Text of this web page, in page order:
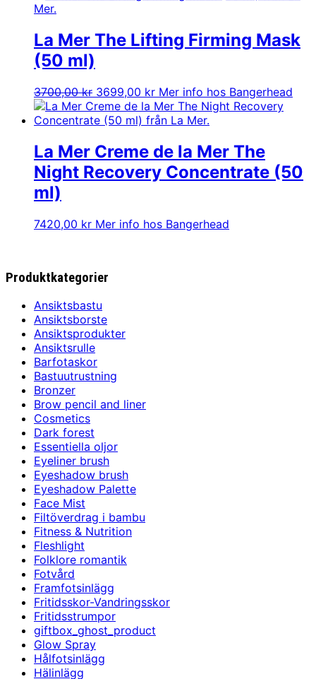
La Mer The Lifting Firming Mask
(50 ml)
3700,00kr Det
ursprungliga
priset
3700,00 kr.
3699,00 krDet
nuvarande
priset
3699,00 kr.
Mer info hos Bangerhead
La Mer Creme de la Mer The
Night Recovery Concentrate (50
ml)
7420,00 kr Mer info hos Bangerhead
Produktkategorier
Ansiktsbastu
Ansiktsborste
Ansiktsprodukter
Ansiktsrulle
Barfotaskor
Bastuutrustning
Bronzer
Brow pencil and liner
Cosmetics
Dark forest
Essentiella oljor
Eyeliner brush
Eyeshadow brush
Eyeshadow Palette
Face Mist
Filtöverdrag i bambu
Fitness & Nutrition
Fleshlight
Folklore romantik
Fotvård
Framfotsinlägg
Fritidsskor-Vandringsskor
Fritidsstrumpor
giftbox_ghost_product
Glow Spray
Hålfotsinlägg
Hälinlägg